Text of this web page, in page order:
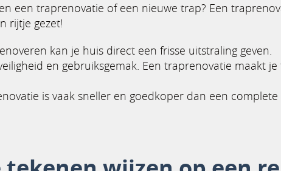
een traprenovatie of een nieuwe trap? Een
rijtje gezet!
kan je huis direct een frisse uitstraling geven.
en gebruiksgemak. Een traprenovatie maakt
is vaak sneller en goedkoper dan een